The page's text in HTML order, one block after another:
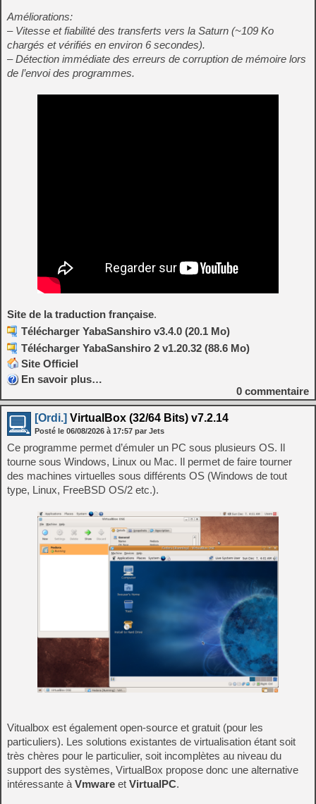
Améliorations:
– Vitesse et fiabilité des transferts vers la Saturn (~109 Ko
chargés et vérifiés en environ 6 secondes).
– Détection immédiate des erreurs de corruption de mémoire lors
de l’envoi des programmes.
Site de la traduction française.
Télécharger YabaSanshiro v3.4.0 (20.1 Mo)
Télécharger YabaSanshiro 2 v1.20.32 (88.6 Mo)
Site Officiel
En savoir plus…
0 commentaire
[Ordi.] VirtualBox (32/64 Bits) v7.2.14
Posté le 06/08/2026 à 17:57 par Jets
Ce programme permet d’émuler un PC sous plusieurs OS. Il
tourne sous Windows, Linux ou Mac. Il permet de faire tourner
des machines virtuelles sous différents OS (Windows de tout
type, Linux, FreeBSD OS/2 etc.).
Vitualbox est également open-source et gratuit (pour les
particuliers). Les solutions existantes de virtualisation étant soit
très chères pour le particulier, soit incomplètes au niveau du
support des systèmes, VirtualBox propose donc une alternative
intéressante à Vmware et VirtualPC.